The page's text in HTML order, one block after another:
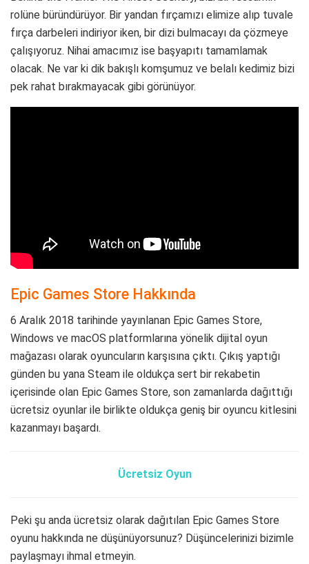
rolüne büründürüyor. Bir yandan fırçamızı elimize alıp tuvale
fırça darbeleri indiriyor iken, bir dizi bulmacayı da çözmeye
çalışıyoruz. Nihai amacımız ise başyapıtı tamamlamak
olacak. Ne var ki dik bakışlı komşumuz ve belalı kedimiz bizi
pek rahat bırakmayacak gibi görünüyor.
Epic Games Store Hakkında
6 Aralık 2018 tarihinde yayınlanan Epic Games Store,
Windows ve macOS platformlarına yönelik dijital oyun
mağazası olarak oyuncuların karşısına çıktı. Çıkış yaptığı
günden bu yana Steam ile oldukça sert bir rekabetin
içerisinde olan Epic Games Store, son zamanlarda dağıttığı
ücretsiz oyunlar ile birlikte oldukça geniş bir oyuncu kitlesini
kazanmayı başardı.
Ücretsiz Oyun
Peki şu anda ücretsiz olarak dağıtılan Epic Games Store
oyunu hakkında ne düşünüyorsunuz? Düşüncelerinizi bizimle
paylaşmayı ihmal etmeyin.